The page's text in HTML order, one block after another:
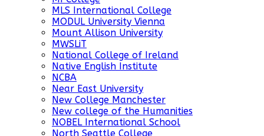
MLS International College
MODUL University Vienna
Mount Allison University
MWSLiT
National College of Ireland
Native English Institute
NCBA
Near East University
New College Manchester
New college of the Humanities
NOBEL International School
North Seattle College